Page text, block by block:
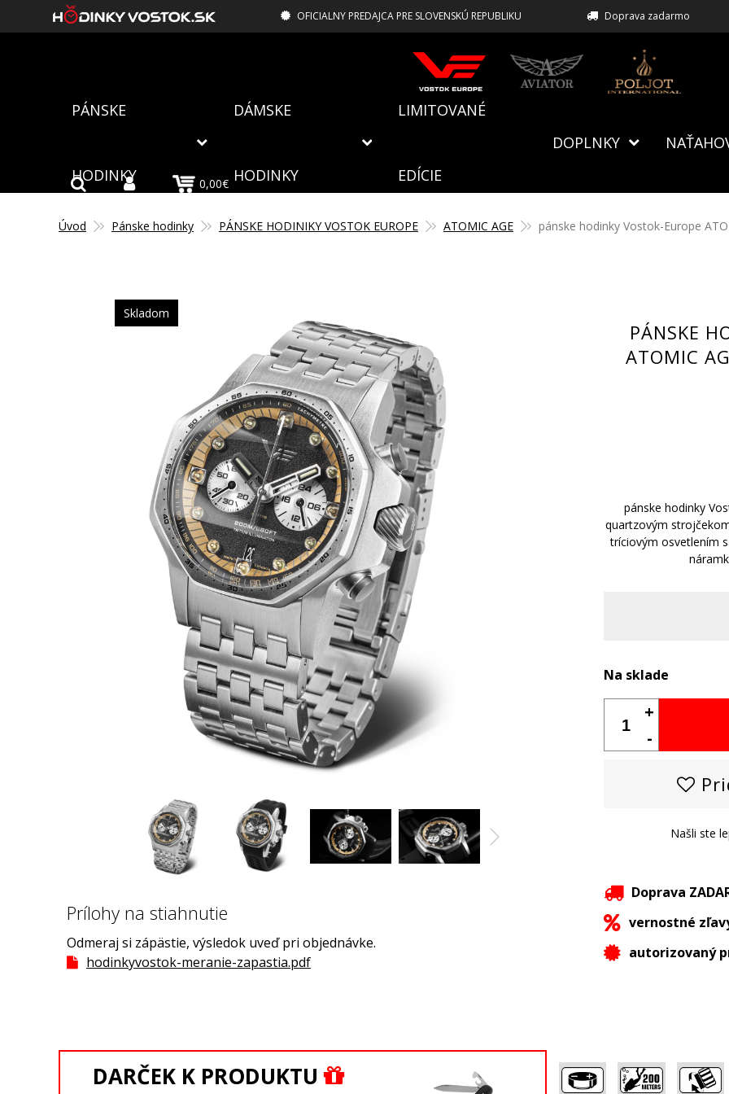
OFICIALNY PREDAJCA PRE SLOVENSKÚ REPUBLIKU Doprava zadarmo
PÁNSKE
HODINKY
DÁMSKE
HODINKY
LIMITOVANÉ
EDÍCIE
DOPLNKY
0,00€
Úvod Pánske hodinky PÁNSKE HODINIKY VOSTOK EUROPE ATOMIC AGE pánske hodinky Vostok-Europe
Skladom
Prílohy na stiahnutie
Odmeraj si zápästie, výsledok uveď pri objednávke.
hodinkyvostok-meranie-zapastia.pdf
PÁNSKE
ATOMIC
pánske hodinky
quartzovým
tríciovým osvetlením
Na sklade
+
-
Našli ste
Doprava
vernostné
autorizovaný
DARČEK K PRODUKTU